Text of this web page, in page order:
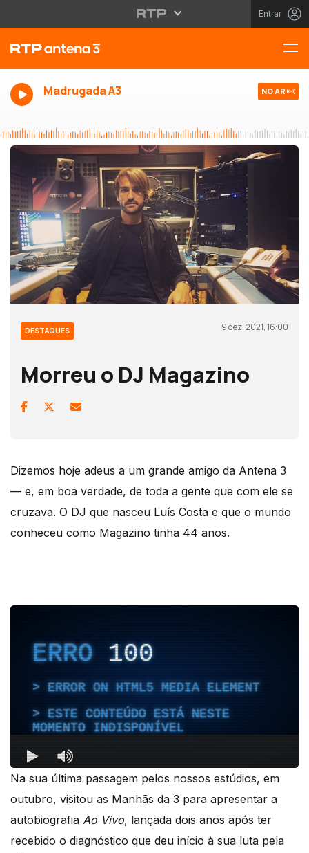
Entrar
Madrugada A3 NO AR
DESTAQUES 9 dez, 2021, 16:00
Morreu o DJ Magazino
Dizemos hoje adeus a um grande amigo da Antena 3
— e, em boa verdade, de toda a gente que com ele se
cruzava. O DJ que nasceu Luís Costa e que o mundo
conheceu como Magazino tinha 44 anos.
Na sua última passagem pelos nossos estúdios, em
outubro, visitou as Manhãs da 3 para apresentar a
autobiografia Ao Vivo, lançada dois anos após ter
recebido o diagnóstico que deu início à sua luta pela